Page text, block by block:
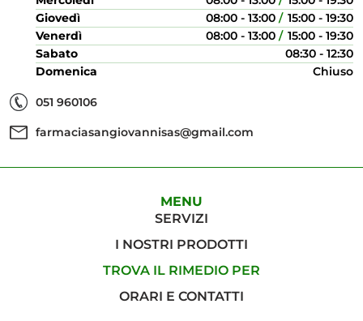
Giovedì
08:00 - 13:00
15:00 - 19:30
Venerdì
08:00 - 13:00
15:00 - 19:30
Sabato
08:30 - 12:30
Domenica
Chiuso
051 960106
farmaciasangiovannisas@gmail.com
MENU
SERVIZI
I NOSTRI PRODOTTI
TROVA IL RIMEDIO PER
ORARI E CONTATTI